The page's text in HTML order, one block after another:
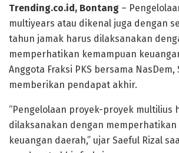
Trending.co.id, Bontang –
multiyears atau dikenal juga dengan
tahun jamak harus dilaksanakan
memperhatikan kemampuan
Anggota Fraksi PKS bersama NasDem,
memberikan pendapat akhir.
“Pengelolaan proyek-proyek multilius
dilaksanakan dengan memperhatikan
keuangan daerah,” ujar Saeful Rizal